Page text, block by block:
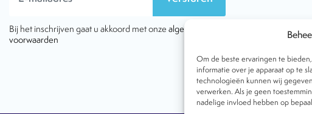
Om de beste ervaringen te
informatie over je apparaat op te
technologieën kunnen wij
verwerken. Als je geen
nadelige invloed hebben op
Bij het inschrijven gaat u akkoord met onze algemene
voorwaarden